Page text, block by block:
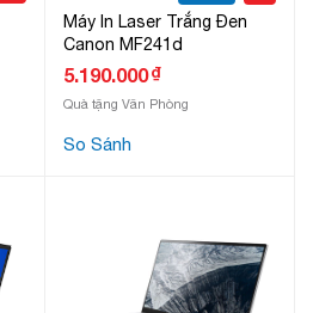
Máy In Laser Trắng Đen
Canon MF241d
5.190.000₫
Quà tặng Văn Phòng
So Sánh